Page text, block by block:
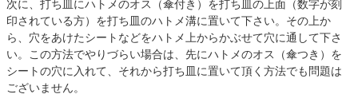
次に、打ち皿にハトメのオス（傘付き）を打ち皿の上面（数字が刻
印されている方）を打ち皿のハトメ溝に置いて下さい。その上か
ら、穴をあけたシートなどをハトメ上からかぶせて穴に通して下さ
い。この方法でやりづらい場合は、先にハトメのオス（傘つき）を
シートの穴に入れて、それから打ち皿に置いて頂く方法でも問題は
ございません。